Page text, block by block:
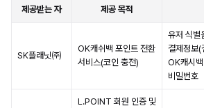
제공받는 자 제공 목적
SK플래닛㈜
OK캐쉬백 포인트 전환
서비스(코인 충전)
유저 식별
결제정보(
OK캐시
비밀번호
L.POINT 회원 인증 및